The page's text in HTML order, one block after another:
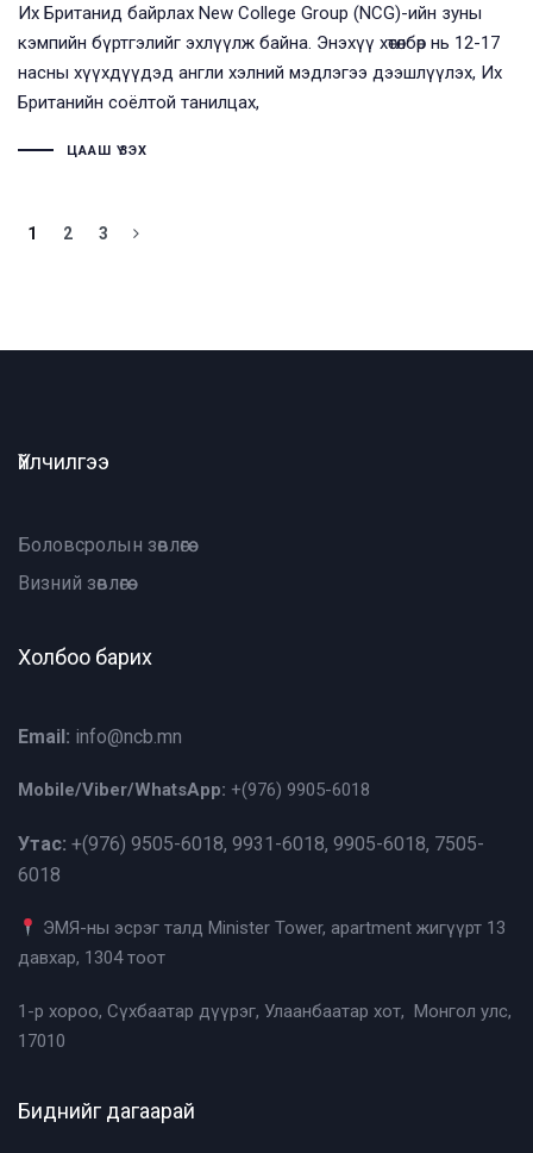
Их Британид байрлах New College Group (NCG)-ийн зуны
кэмпийн бүртгэлийг эхлүүлж байна. Энэхүү хөтөлбөр нь 12-17
насны хүүхдүүдэд англи хэлний мэдлэгээ дээшлүүлэх, Их
Британийн соёлтой танилцах,
ЦААШ ҮЗЭХ
1 2 3
Үйлчилгээ
Боловсролын зөвлөгөө
Визний зөвлөгөө
Холбоо барих
Email: info@ncb.mn
Mobile/Viber/WhatsApp: +(976) 9905-6018
Утас: +(976) 9505-6018, 9931-6018, 9905-6018, 7505-
6018
ЭМЯ-ны эсрэг талд Minister Tower, apartment жигүүрт 13
давхар, 1304 тоот
1-р хороо, Сүхбаатар дүүрэг, Улаанбаатар хот, Монгол улс,
17010
Биднийг дагаарай